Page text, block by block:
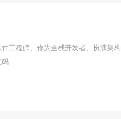
工程师、作为全栈开发者、扮演架构
码